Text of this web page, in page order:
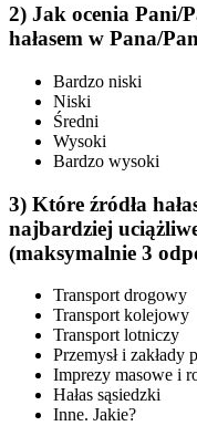
2) Jak ocenia Pani/
hałasem w Pana/
Bardzo niski
Niski
Średni
Wysoki
Bardzo wysoki
3) Które źródła
najbardziej
(maksymalnie 3
Transport drogowy
Transport kolejowy
Transport lotniczy
Przemysł i zakłady
Imprezy masowe i
Hałas sąsiedzki
Inne. Jakie?